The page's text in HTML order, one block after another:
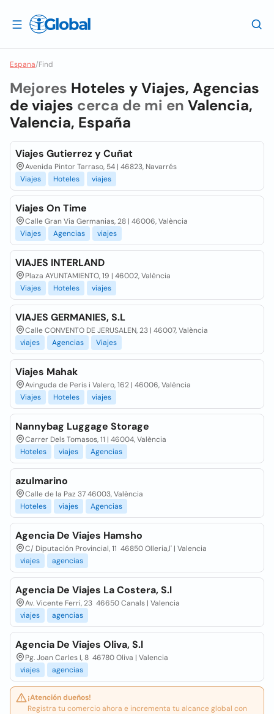
Espana/Find
Mejores Hoteles y Viajes, Agencias
de viajes cerca de mi en Valencia,
Valencia, España
Viajes Gutierrez y Cuñat
Avenida Pintor Tarraso, 54 | 46823, Navarrés
Viajes
Hoteles viajes
Viajes On Time
Calle Gran Via Germanias, 28 | 46006, València
Viajes
Agencias viajes
VIAJES INTERLAND
Plaza AYUNTAMIENTO, 19 | 46002, València
Viajes
Hoteles viajes
VIAJES GERMANIES, S.L
Calle CONVENTO DE JERUSALEN, 23 | 46007, València
viajes
Agencias Viajes
Viajes Mahak
Avinguda de Peris i Valero, 162 | 46006, València
Viajes
Hoteles viajes
Nannybag Luggage Storage
Carrer Dels Tomasos, 11 | 46004, València
Hoteles
viajes Agencias
azulmarino
Calle de la Paz 37 46003, València
Hoteles
viajes Agencias
Agencia De Viajes Hamsho
C/ Diputación Provincial, 11 46850 Olleria,l' | Valencia
viajes
agencias
Agencia De Viajes La Costera, S.l
Av. Vicente Ferri, 23 46650 Canals | Valencia
viajes
agencias
Agencia De Viajes Oliva, S.l
Pg. Joan Carles I, 8 46780 Oliva | Valencia
viajes
agencias
¡Atención dueños!
Registra tu comercio ahora e incrementa tu alcance global con